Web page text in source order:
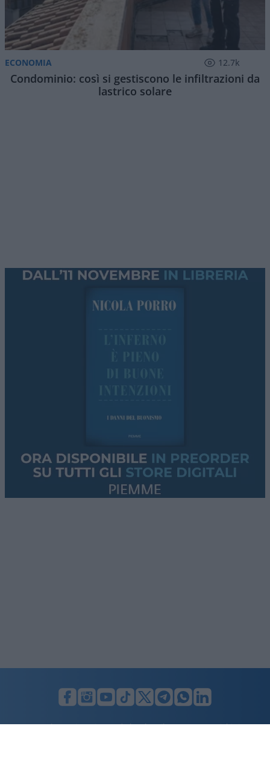
ECONOMIA 12.7k
Condominio: così si gestiscono le infiltrazioni da
lastrico solare
LUNIFIN S.r.l. a socio unico. Sede legale Milano, Largo F. Richini, 2/A,